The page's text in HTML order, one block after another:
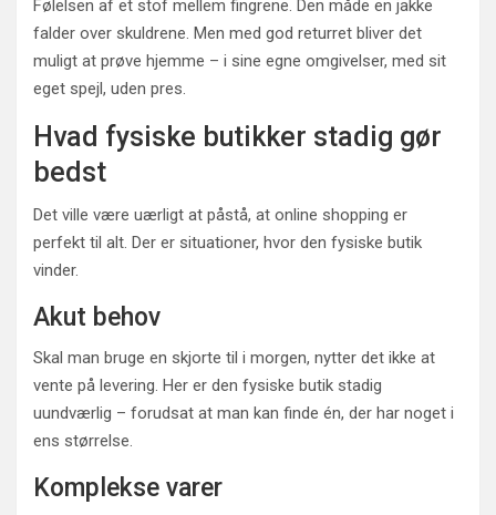
Følelsen af et stof mellem fingrene. Den måde en jakke
falder over skuldrene. Men med god returret bliver det
muligt at prøve hjemme – i sine egne omgivelser, med sit
eget spejl, uden pres.
Hvad fysiske butikker stadig gør
bedst
Det ville være uærligt at påstå, at online shopping er
perfekt til alt. Der er situationer, hvor den fysiske butik
vinder.
Akut behov
Skal man bruge en skjorte til i morgen, nytter det ikke at
vente på levering. Her er den fysiske butik stadig
uundværlig – forudsat at man kan finde én, der har noget i
ens størrelse.
Komplekse varer